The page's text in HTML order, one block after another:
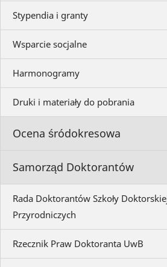
Stypendia i granty
Wsparcie socjalne
Harmonogramy
Druki i materiały do pobrania
Ocena śródokresowa
Samorząd Doktorantów
Rada Doktorantów Szkoły
Przyrodniczych
Rzecznik Praw Doktoranta UwB